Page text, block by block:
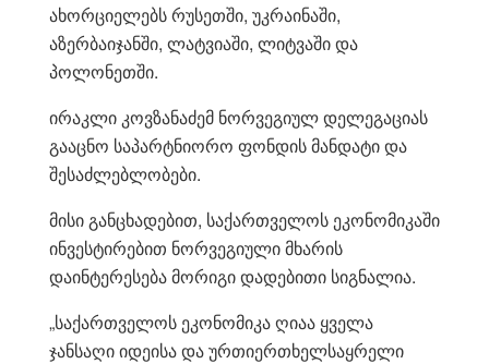
ახორციელებს რუსეთში, უკრაინაში,
აზერბაიჯანში, ლატვიაში, ლიტვაში და
პოლონეთში.
ირაკლი კოვზანაძემ ნორვეგიულ დელეგაციას
გააცნო საპარტნიორო ფონდის მანდატი და
შესაძლებლობები.
მისი განცხადებით, საქართველოს ეკონომიკაში
ინვესტირებით ნორვეგიული მხარის
დაინტერესება მორიგი დადებითი სიგნალია.
„საქართველოს ეკონომიკა ღიაა ყველა
ჯანსაღი იდეისა და ურთიერთხელსაყრელი